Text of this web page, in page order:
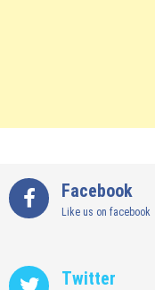
Facebook
Like us on facebook
Twitter